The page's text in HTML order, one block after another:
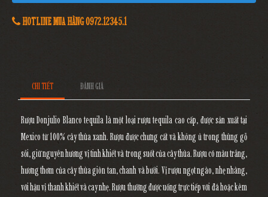
HOTLINE MUA HÀNG 0972.12345.1
CHI TIẾT ĐÁNH GIÁ
Rượu Donjulio Blanco tequila là một loại rượu tequila cao cấp, được sản xuất tại
Mexico từ 100% cây thùa xanh. Rượu được chưng cất và không ủ trong thùng gỗ
sồi, giữ nguyên hương vị tinh khiết và trong suốt của cây thùa. Rượu có màu trắng,
hương thơm của cây thùa giòn tan, chanh và bưởi. Vị rượu ngọt ngào, nhẹ nhàng,
với hậu vị thanh khiết và cay nhẹ. Rượu thường được uống trực tiếp với đá hoặc kèm